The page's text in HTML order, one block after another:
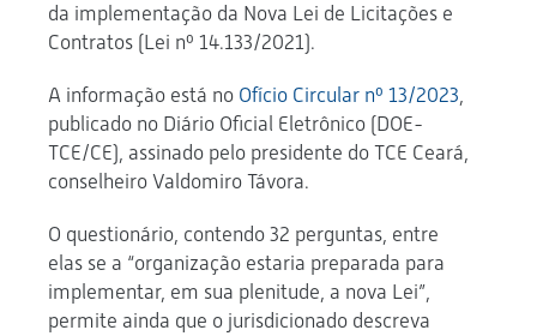
da implementação da Nova Lei de Licitações e
Contratos (Lei nº 14.133/2021).
A informação está no Ofício Circular nº 13/2023,
publicado no Diário Oficial Eletrônico (DOE-
TCE/CE), assinado pelo presidente do TCE Ceará,
conselheiro Valdomiro Távora.
O questionário, contendo 32 perguntas, entre
elas se a “organização estaria preparada para
implementar, em sua plenitude, a nova Lei”,
permite ainda que o jurisdicionado descreva